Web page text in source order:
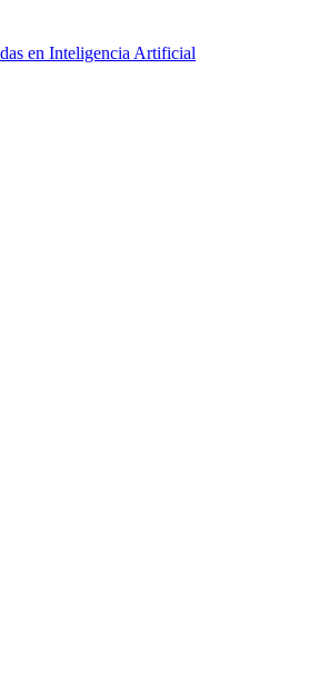
en Inteligencia Artificial